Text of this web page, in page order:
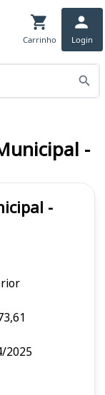
Carrinho Login
-
2025
-